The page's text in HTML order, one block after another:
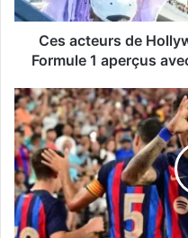
Ces acteurs de
Formule 1 aperçus